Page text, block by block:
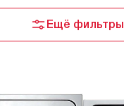
Ещё фильтры